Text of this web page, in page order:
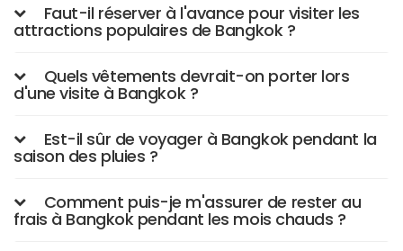
Faut-il réserver à l'avance pour visiter les
attractions populaires de Bangkok ?
Quels vêtements devrait-on porter lors
d'une visite à Bangkok ?
Est-il sûr de voyager à Bangkok pendant la
saison des pluies ?
Comment puis-je m'assurer de rester au
frais à Bangkok pendant les mois chauds ?